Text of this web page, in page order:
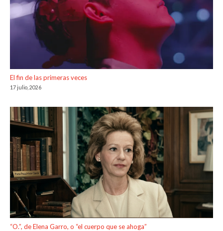
El fin de las primeras veces
17 julio, 2026
“O.”, de Elena Garro, o “el cuerpo que se ahoga”